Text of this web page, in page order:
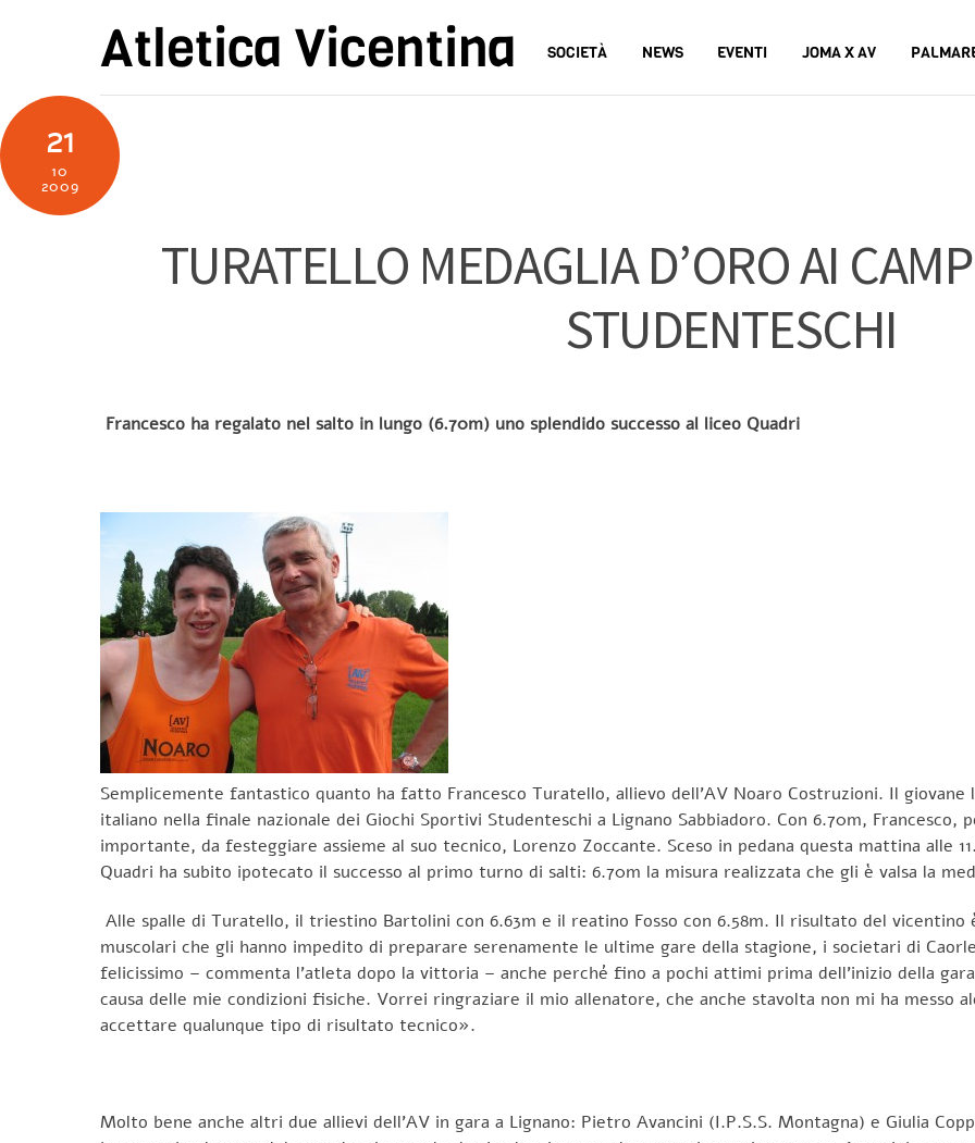
Atletica Vicentina SOCIETÀ NEWS EVENTI JOMA X AV
21
10
2009
TURATELLO MEDAGLIA D’ORO AI
STUDENTESCHI
Francesco ha regalato nel salto in lungo (6.70m) uno splendido successo al liceo Quadri
Semplicemente fantastico quanto ha fatto Francesco Turatello, allievo dell’AV Noaro Costruzioni. Il giovane
italiano nella finale nazionale dei Giochi Sportivi Studenteschi a Lignano Sabbiadoro. Con 6.70m,
importante, da festeggiare assieme al suo tecnico, Lorenzo Zoccante. Sceso in pedana questa mattina alle
Quadri ha subito ipotecato il successo al primo turno di salti: 6.70m la misura realizzata che gli è valsa la
Alle spalle di Turatello, il triestino Bartolini con 6.63m e il reatino Fosso con 6.58m. Il risultato del vicentino
muscolari che gli hanno impedito di preparare serenamente le ultime gare della stagione, i societari di
felicissimo – commenta l’atleta dopo la vittoria – anche perché fino a pochi attimi prima dell’inizio della
causa delle mie condizioni fisiche. Vorrei ringraziare il mio allenatore, che anche stavolta non mi ha messo
accettare qualunque tipo di risultato tecnico».
Molto bene anche altri due allievi dell’AV in gara a Lignano: Pietro Avancini (I.P.S.S. Montagna) e Giulia